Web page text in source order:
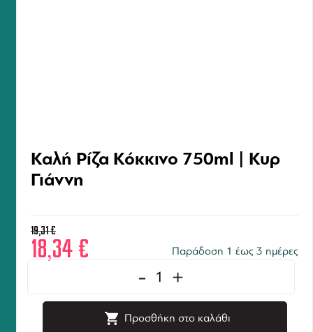
Καλή Ρίζα Κόκκινο 750ml | Κυρ
Γιάννη
19,31€
18,34€ Παράδοση 1 έως 3 ημέρες
- +
Προσθήκη στο καλάθι